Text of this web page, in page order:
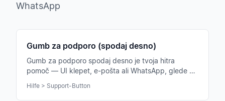
WhatsApp
Gumb za podporo (spodaj desno)
Gumb za podporo spodaj desno je tvoja hitra
pomoč — UI klepet, e-pošta ali WhatsApp, glede na
Hilfe > Support-Button